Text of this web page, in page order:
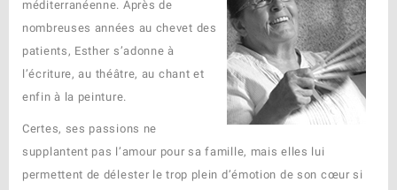
méditerranéenne. Après de
nombreuses années au chevet des
patients, Esther s’adonne à
l’écriture, au théâtre, au chant et
enfin à la peinture.
Certes, ses passions ne
supplantent pas l’amour pour sa famille, mais elles lui
permettent de délester le trop plein d’émotion de son cœur si